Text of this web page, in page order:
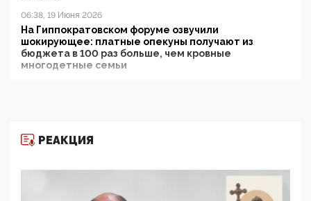
06:38, 19 Июня 2026
На Гиппократовском форуме озвучили
шокирующее: платные опекуны получают из
бюджета в 100 раз больше, чем кровные
многодетные семьи
11:53, 09 Июня 2026
деятельность ИИТО ЮНЕСКО в России, но
цифроглобалисты продолжают определять
повестку в образовании
РЕАКЦИЯ